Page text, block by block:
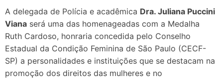
A delegada de Polícia e acadêmica Dra. Juliana Puccini
Viana será uma das homenageadas com a Medalha
Ruth Cardoso, honraria concedida pelo Conselho
Estadual da Condição Feminina de São Paulo (CECF-
SP) a personalidades e instituições que se destacam na
promoção dos direitos das mulheres e no